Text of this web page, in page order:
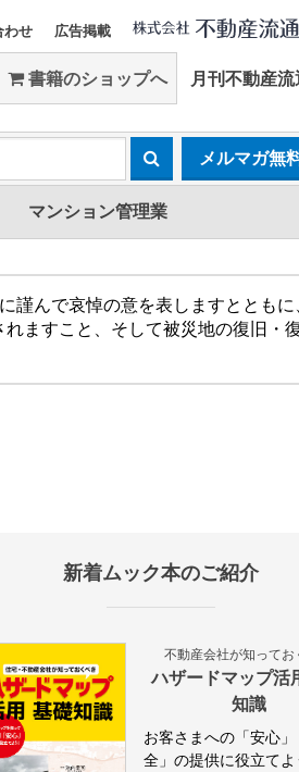
わせ 広告掲載
書籍のショップへ 月刊不動産流
メルマガ無
マンション管理業
謹んで哀悼の意を表しますとともに
ますこと、そして被災地の復旧・
新着ムック本のご紹介
不動産会社が知ってお
ハザードマップ活
知識
お客さまへの「安心
全」の提供に役立てよ